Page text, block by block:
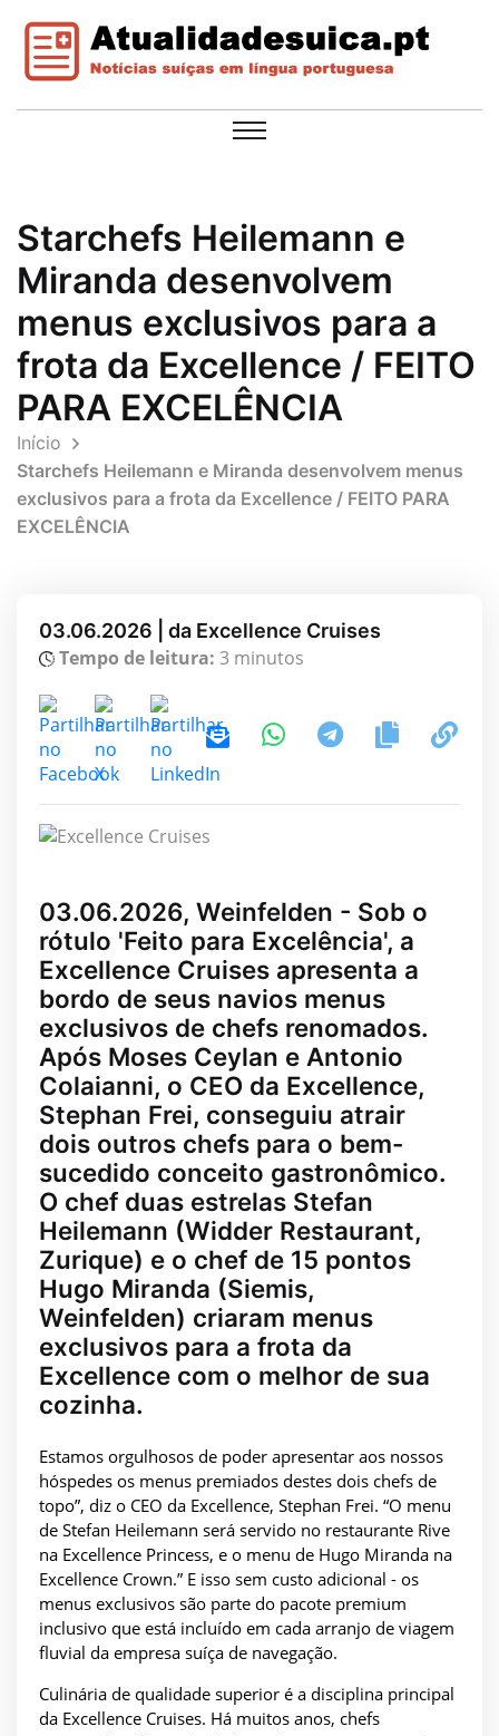
Starchefs Heilemann e
Miranda desenvolvem
menus exclusivos para a
frota da Excellence / FEITO
PARA EXCELÊNCIA
Início
Starchefs Heilemann e Miranda desenvolvem menus
exclusivos para a frota da Excellence / FEITO PARA
EXCELÊNCIA
03.06.2026 | da Excellence Cruises
Tempo de leitura: 3 minutos
03.06.2026, Weinfelden - Sob o
rótulo 'Feito para Excelência', a
Excellence Cruises apresenta a
bordo de seus navios menus
exclusivos de chefs renomados.
Após Moses Ceylan e Antonio
Colaianni, o CEO da Excellence,
Stephan Frei, conseguiu atrair
dois outros chefs para o bem-
sucedido conceito gastronômico.
O chef duas estrelas Stefan
Heilemann (Widder Restaurant,
Zurique) e o chef de 15 pontos
Hugo Miranda (Siemis,
Weinfelden) criaram menus
exclusivos para a frota da
Excellence com o melhor de sua
cozinha.
Estamos orgulhosos de poder apresentar aos nossos
hóspedes os menus premiados destes dois chefs de
topo”, diz o CEO da Excellence, Stephan Frei. “O menu
de Stefan Heilemann será servido no restaurante Rive
na Excellence Princess, e o menu de Hugo Miranda na
Excellence Crown.” E isso sem custo adicional - os
menus exclusivos são parte do pacote premium
inclusivo que está incluído em cada arranjo de viagem
fluvial da empresa suíça de navegação.
Culinária de qualidade superior é a disciplina principal
da Excellence Cruises. Há muitos anos, chefs